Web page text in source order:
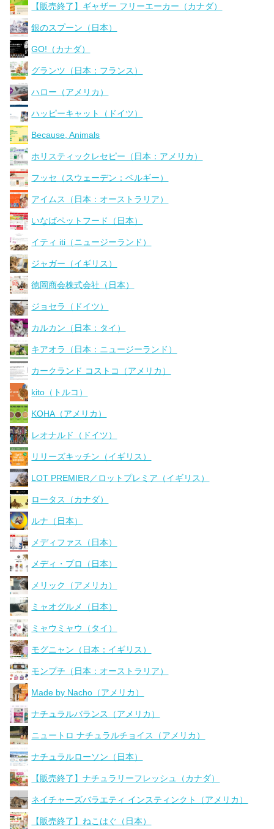
【販売終了】ギャザー フリーエーカー（カナダ）
銀のスプーン（日本）
GO!（カナダ）
グランツ（日本：フランス）
ハロー（アメリカ）
ハッピーキャット（ドイツ）
Because, Animals
ホリスティックレセピー（日本：アメリカ）
フッセ（スウェーデン：ベルギー）
アイムス（日本：オーストラリア）
いなばペットフード（日本）
イティ iti（ニュージーランド）
ジャガー（イギリス）
徳岡商会株式会社（日本）
ジョセラ（ドイツ）
カルカン（日本：タイ）
キアオラ（日本：ニュージーランド）
カークランド コストコ（アメリカ）
kito（トルコ）
KOHA（アメリカ）
レオナルド（ドイツ）
リリーズキッチン（イギリス）
LOT PREMIER／ロットプレミア（イギリス）
ロータス（カナダ）
ルナ（日本）
メディファス（日本）
メディ・プロ（日本）
メリック（アメリカ）
ミャオグルメ（日本）
ミャウミャウ（タイ）
モグニャン（日本：イギリス）
モンプチ（日本：オーストラリア）
Made by Nacho（アメリカ）
ナチュラルバランス（アメリカ）
ニュートロ ナチュラルチョイス（アメリカ）
ナチュラルローソン（日本）
【販売終了】ナチュラリーフレッシュ（カナダ）
ネイチャーズバラエティ インスティンクト（アメリカ）
【販売終了】ねこはぐ（日本）